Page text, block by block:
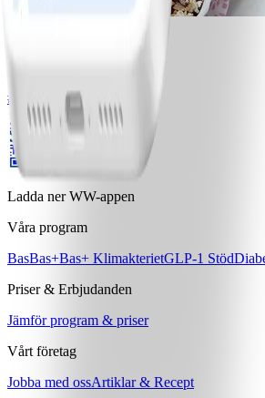
Bärpaj
# 10 MIN
Ladda ner WW-appen
Våra program
BasBas+Bas+ KlimakterietGLP-1 Stöd
Priser & Erbjudanden
Jämför program & priser
Vårt företag
Jobba med ossArtiklar & Recept